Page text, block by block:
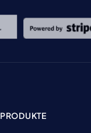
PRODUKTE